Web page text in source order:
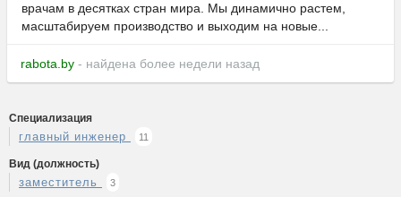
врачам в десятках стран мира. Мы динамично растем,
масштабируем производство и выходим на новые...
rabota.by - найдена более недели назад
Специализация
главный инженер 11
Вид (должность)
заместитель 3